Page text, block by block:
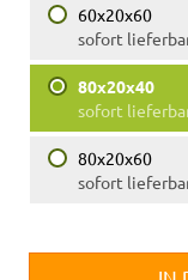
60x20x60
sofort
80x20x40
sofort
80x20x60
sofort